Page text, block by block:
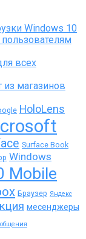
Windows 10
всех
из магазинов
HoloLens
Surface Book
Windows
Mobile
Браузер Яндекс
месенджеры